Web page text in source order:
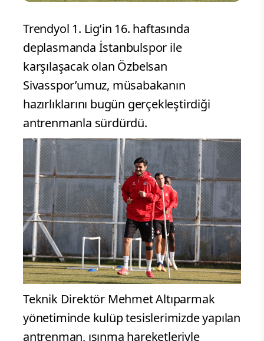
Trendyol 1. Lig’in 16. haftasında
deplasmanda İstanbulspor ile
karşılaşacak olan Özbelsan
Sivasspor’umuz, müsabakanın
hazırlıklarını bugün gerçekleştirdiği
antrenmanla sürdürdü.
Teknik Direktör Mehmet Altıparmak
yönetiminde kulüp tesislerimizde yapılan
antrenman, ısınma hareketleriyle